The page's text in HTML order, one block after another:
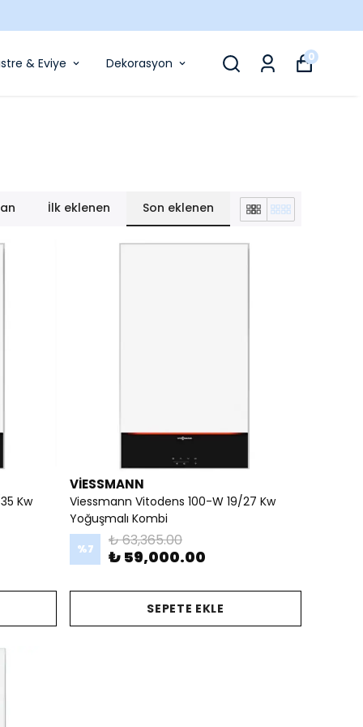
& Eviye Dekorasyon 0
İlk eklenen Son eklenen
Kw
VİESSMANN
Viessmann Vitodens 100-W 19/27 Kw
Yoğuşmalı Kombi
%7 ₺ 63,365.00
₺ 59,000.00
SEPETE EKLE